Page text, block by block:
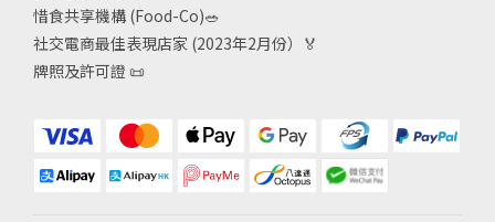
惜食共享機構 (Food-Co)🥗
社交電商最佳表現店家 (2023年2月份）🏅
牌照及許可證 📜